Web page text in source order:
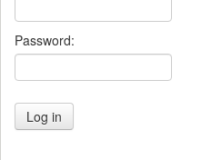
Password: